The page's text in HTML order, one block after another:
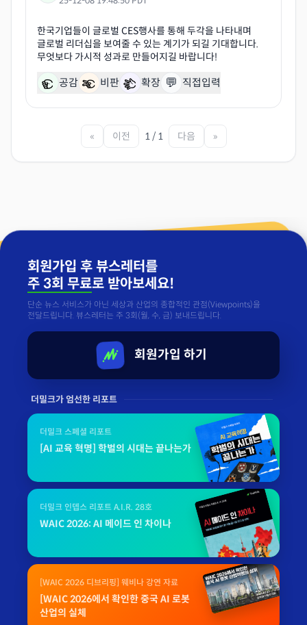
한국기업들이 글로벌 CES행사를 통해 두각을 나타내며
글로벌 리더십을 보여줄 수 있는 계기가 되길 기대합니다.
공감 비판 확장 💬 직접입력
« 이전 1 / 1 다음 »
회원가입 후 뷰스레터를
주 3회 무료로 받아보세요!
단순 뉴스 서비스가 아닌 세상과 산업의 종합적인 관점(Viewpoints)을
전달드립니다. 뷰스레터는 주 3회(월, 수, 금) 보내드립니다.
회원가입 하기
더밀크가 엄선한 리포트
더밀크 스페셜 리포트
[AI 교육 혁명] 학벌의 시대는 끝나는가
더밀크 인뎁스 리포트 A.I.R. 28호
WAIC 2026: AI 메이드 인 차이나
[WAIC 2026 디브리핑] 웨비나 강연 자료
[WAIC 2026에서 확인한 중국 AI 로봇
산업의 실체